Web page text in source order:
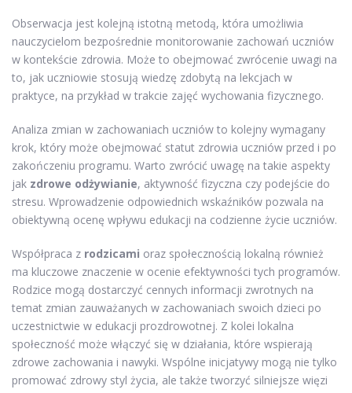
Obserwacja jest kolejną istotną metodą, która umożliwia
nauczycielom bezpośrednie monitorowanie zachowań uczniów
w kontekście zdrowia. Może to obejmować zwrócenie uwagi na
to, jak uczniowie stosują wiedzę zdobytą na lekcjach w
praktyce, na przykład w trakcie zajęć wychowania fizycznego.
Analiza zmian w zachowaniach uczniów to kolejny wymagany
krok, który może obejmować statut zdrowia uczniów przed i po
zakończeniu programu. Warto zwrócić uwagę na takie aspekty
jak zdrowe odżywianie, aktywność fizyczna czy podejście do
stresu. Wprowadzenie odpowiednich wskaźników pozwala na
obiektywną ocenę wpływu edukacji na codzienne życie uczniów.
Współpraca z rodzicami oraz społecznością lokalną również
ma kluczowe znaczenie w ocenie efektywności tych programów.
Rodzice mogą dostarczyć cennych informacji zwrotnych na
temat zmian zauważanych w zachowaniach swoich dzieci po
uczestnictwie w edukacji prozdrowotnej. Z kolei lokalna
społeczność może włączyć się w działania, które wspierają
zdrowe zachowania i nawyki. Wspólne inicjatywy mogą nie tylko
promować zdrowy styl życia, ale także tworzyć silniejsze więzi